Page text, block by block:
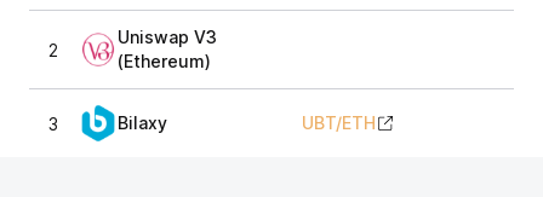
2
Uniswap V3
(Ethereum)
3 Bilaxy UBT/ETH